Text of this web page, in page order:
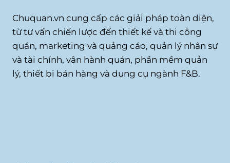
Chuquan.vn cung cấp các giải pháp toàn diện,
từ tư vấn chiến lược đến thiết kế và thi công
quán, marketing và quảng cáo, quản lý nhân sự
và tài chính, vận hành quán, phần mềm quản
lý, thiết bị bán hàng và dụng cụ ngành F&B.